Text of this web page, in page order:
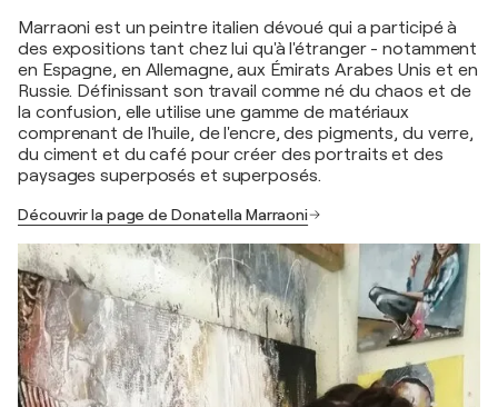
Marraoni est un peintre italien dévoué qui a participé à
des expositions tant chez lui qu'à l'étranger - notamment
en Espagne, en Allemagne, aux Émirats Arabes Unis et en
Russie. Définissant son travail comme né du chaos et de
la confusion, elle utilise une gamme de matériaux
comprenant de l'huile, de l'encre, des pigments, du verre,
du ciment et du café pour créer des portraits et des
paysages superposés et superposés.
Découvrir la page de Donatella Marraoni